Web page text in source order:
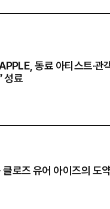
동료 아티스트·관
성료
클로즈 유어 아이즈의 도